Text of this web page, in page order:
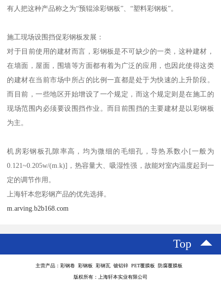
涂）或复合有机薄膜（PVC膜等），再经烘烤固化而制成的产品。也
有人把这种产品称之为“预辊涂彩钢板”、“塑料彩钢板”。